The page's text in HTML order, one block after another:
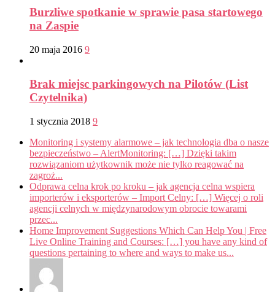
Burzliwe spotkanie w sprawie pasa startowego
na Zaspie
20 maja 2016 9
Brak miejsc parkingowych na Pilotów (List
Czytelnika)
1 stycznia 2018 9
Monitoring i systemy alarmowe – jak technologia dba o nasze
bezpieczeństwo – AlertMonitoring: […] Dzięki takim
rozwiązaniom użytkownik może nie tylko reagować na
zagroż...
Odprawa celna krok po kroku – jak agencja celna wspiera
importerów i eksporterów – Import Celny: […] Więcej o roli
agencji celnych w międzynarodowym obrocie towarami
przec...
Home Improvement Suggestions Which Can Help You | Free
Live Online Training and Courses: […] you have any kind of
questions pertaining to where and ways to make us...